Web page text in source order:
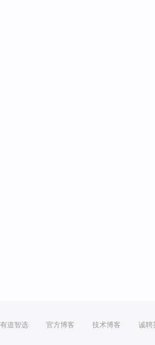
有道智选 官方博客 技术博客 诚聘